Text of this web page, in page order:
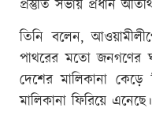
প্রস্তুতি সভায় প্রধান
তিনি বলেন,
পাথরের মতো জনগণের
দেশের মালিকানা
মালিকানা ফিরিয়ে